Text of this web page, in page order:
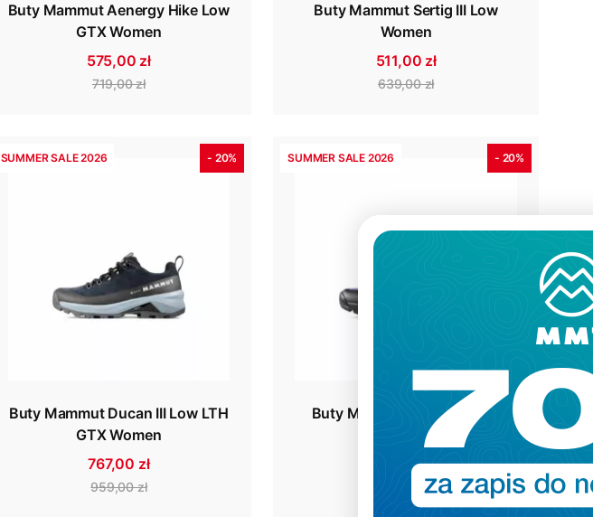
Buty Mammut Aenergy Hike Low
GTX Women
575,00 zł
719,00 zł
Buty Mammut Sertig III Low
Women
511,00 zł
639,00 zł
SUMMER SALE 2026 - 20%
Buty Mammut Ducan III Low LTH
GTX Women
767,00 zł
959,00 zł
SUMMER SALE 2026 - 20%
Buty Mammut Ducan III Low
GTX Women
727,00 zł
909,00 zł
Dodatkowe 70zł na zakupy!
Zapisz się do naszego newslettera i
przy zakupach na
To nie wszystko – dzięki zapisowi
będziesz otrzymywać informacje o
nowościach, specjalne kody rabatowe
oraz wcześniejszy dostęp do akcji
promocyjnych